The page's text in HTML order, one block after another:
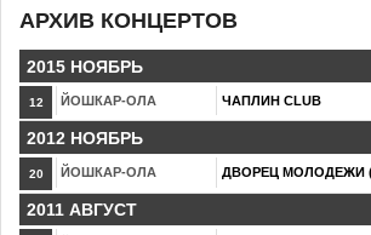
АРХИВ КОНЦЕРТОВ
2015 НОЯБРЬ
12 ЙОШКАР-ОЛА ЧАПЛИН CLUB
2012 НОЯБРЬ
20 ЙОШКАР-ОЛА ДВОРЕЦ МОЛОДЕЖИ
2011 АВГУСТ